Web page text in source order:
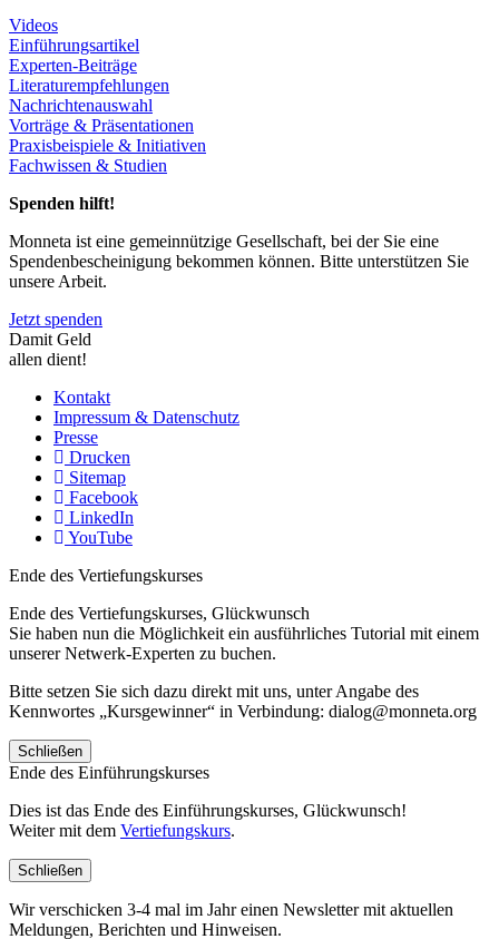
Videos
Einführungsartikel
Experten-Beiträge
Literaturempfehlungen
Nachrichtenauswahl
Vorträge & Präsentationen
Praxisbeispiele & Initiativen
Fachwissen & Studien
Spenden hilft!
Monneta ist eine gemeinnützige Gesellschaft, bei der Sie eine
Spendenbescheinigung bekommen können. Bitte unterstützen Sie
unsere Arbeit.
Jetzt spenden
Damit Geld
allen dient!
Kontakt
Impressum & Datenschutz
Presse
Drucken
Sitemap
Facebook
LinkedIn
YouTube
Ende des Vertiefungskurses
Ende des Vertiefungskurses, Glückwunsch
Sie haben nun die Möglichkeit ein ausführliches Tutorial mit einem
unserer Netwerk-Experten zu buchen.
Bitte setzen Sie sich dazu direkt mit uns, unter Angabe des
Kennwortes „Kursgewinner“ in Verbindung: dialog@monneta.org
Schließen
Ende des Einführungskurses
Dies ist das Ende des Einführungskurses, Glückwunsch!
Weiter mit dem Vertiefungskurs.
Schließen
Wir verschicken 3-4 mal im Jahr einen Newsletter mit aktuellen
Meldungen, Berichten und Hinweisen.